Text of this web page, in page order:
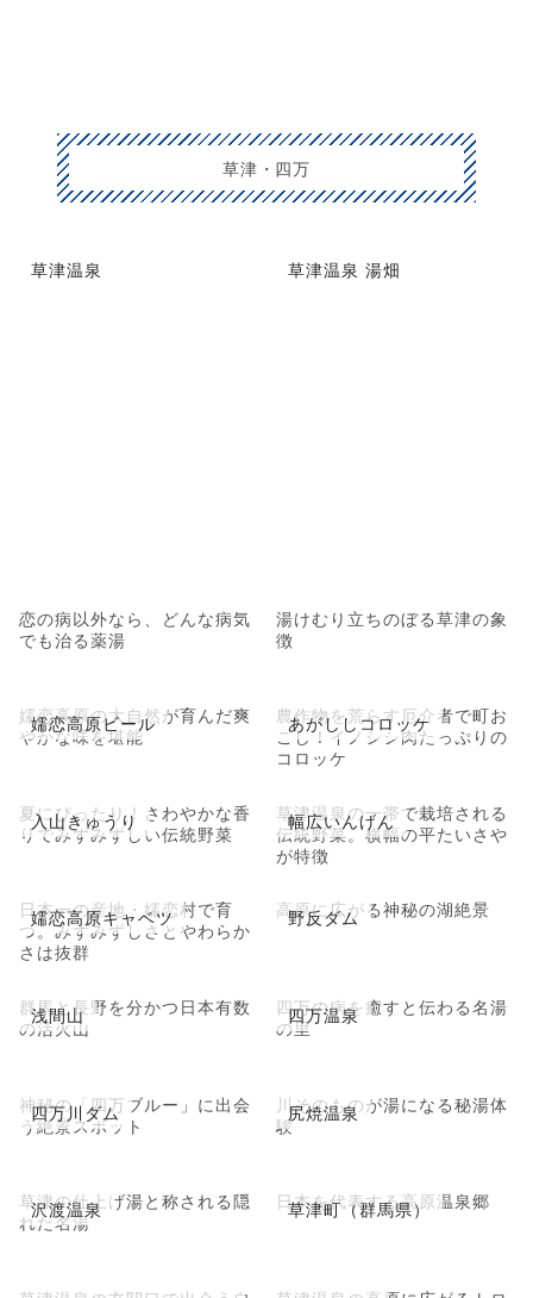
草津・四万
草津温泉
恋の病以外なら、どんな病気
でも治る薬湯
草津温泉 湯畑
湯けむり立ちのぼる草津の象
徴
嬬恋高原ビール
嬬恋高原の大自然が育んだ爽
やかな味を堪能
あがししコロッケ
農作物を荒らす厄介者で町お
こし！イノシシ肉たっぷりの
コロッケ
入山きゅうり
夏にぴったり！さわやかな香
りでみずみずしい伝統野菜
幅広いんげん
草津温泉の一帯で栽培される
伝統野菜。横幅の平たいさや
が特徴
嬬恋高原キャベツ
日本一の産地・嬬恋村で育
つ。みずみずしさとやわらか
さは抜群
野反ダム
高原に広がる神秘の湖絶景
浅間山
群馬と長野を分かつ日本有数
の活火山
四万温泉
四万の病を癒すと伝わる名湯
の里
四万川ダム
神秘の「四万ブルー」に出会
う絶景スポット
尻焼温泉
川そのものが湯になる秘湯体
験
沢渡温泉
草津の仕上げ湯と称される隠
れた名湯
草津町（群馬県）
日本を代表する高原温泉郷